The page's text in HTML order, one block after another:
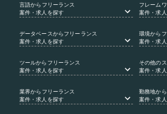
言語からフリーランス
案件・求人を探す
フレーム
案件・求
データベース からフリーランス
案件・求人を探す
環境から
案件・求
ツールからフリーランス
案件・求人を探す
その他の
案件・求
業界からフリーランス
案件・求人を探す
勤務地か
案件・求